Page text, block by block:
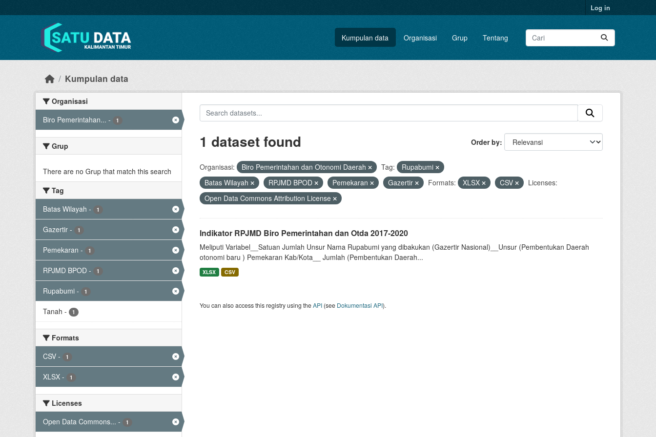
Log in
Kumpulan data Organisasi Grup Tentang
Kumpulan data
Organisasi
Biro Pemerintahan... - 1
Grup
There are no Grup that match this search
Tag
Batas Wilayah - 1
Gazertir - 1
Pemekaran - 1
RPJMD BPOD - 1
Rupabumi - 1
Tanah - 1
Formats
CSV - 1
XLSX - 1
Licenses
Open Data Commons... - 1
Order by
1 dataset found
Organisasi: Biro Pemerintahan dan Otonomi Daerah Tag:
Rupabumi
Batas Wilayah
RPJMD BPOD Pemekaran Gazertir Formats: XLSX CSV
Licenses:
Open Data Commons Attribution License
Indikator RPJMD Biro Pemerintahan dan Otda 2017-2020
Meliputi Variabel__Satuan Jumlah Unsur Nama Rupabumi yang dibakukan (Gazertir Nasional)__Unsur (Pembentukan Daerah
otonomi baru ) Pemekaran Kab/Kota__ Jumlah (Pembentukan Daerah...
XLSX CSV
You can also access this registry using theAPI(see Dokumentasi API).